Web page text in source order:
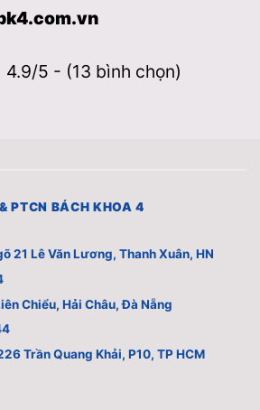
4.9/5 - (13 bình chọn)
PTCN BÁCH KHOA 4
21 Lê Văn Lương, Thanh Xuân, HN
Chiểu, Hải Châu, Đà Nẵng
Trần Quang Khải, P10, TP HCM